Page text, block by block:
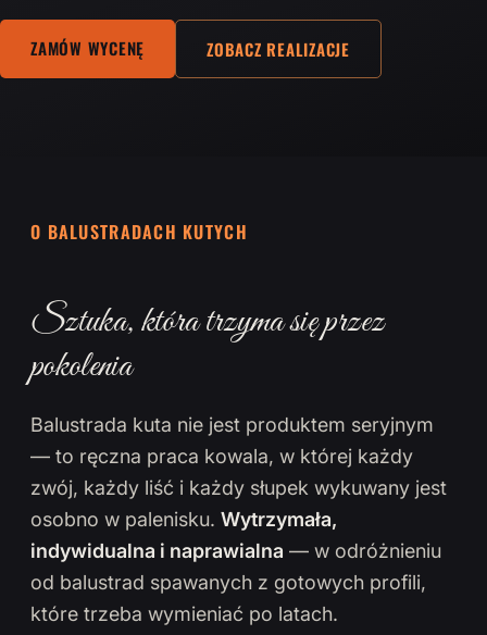
ZAMÓW WYCENĘ ZOBACZ REALIZACJE
O BALUSTRADACH KUTYCH
Sztuka, która trzyma się przez
pokolenia
Balustrada kuta nie jest produktem seryjnym
— to ręczna praca kowala, w której każdy
zwój, każdy liść i każdy słupek wykuwany jest
osobno w palenisku. Wytrzymała,
indywidualna i naprawialna — w odróżnieniu
od balustrad spawanych z gotowych profili,
które trzeba wymieniać po latach.